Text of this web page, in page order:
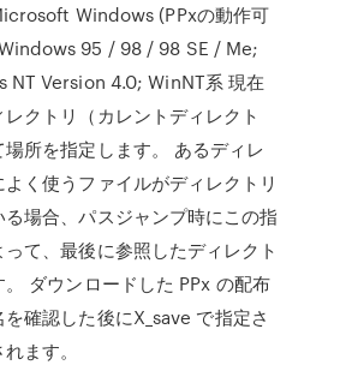
Windows (PPxの動作可
95 / 98 / 98 SE / Me;
NT Version 4.0; WinNT系 現在
クトリ（カレントディレクト
所を指定します。 あるディレ
く使うファイルがディレクトリ
場合、パスジャンプ時にこの指
て、最後に参照したディレクト
。 ダウンロードした PPx の配布
確認した後にX_save で指定さ
ます。